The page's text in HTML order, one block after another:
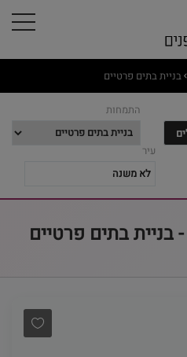
בניית בתים פרטיים
התמחות
עיר
בניית בתים פרטיים